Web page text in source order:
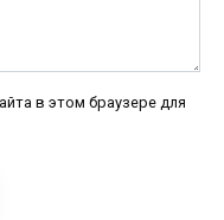
в этом браузере для